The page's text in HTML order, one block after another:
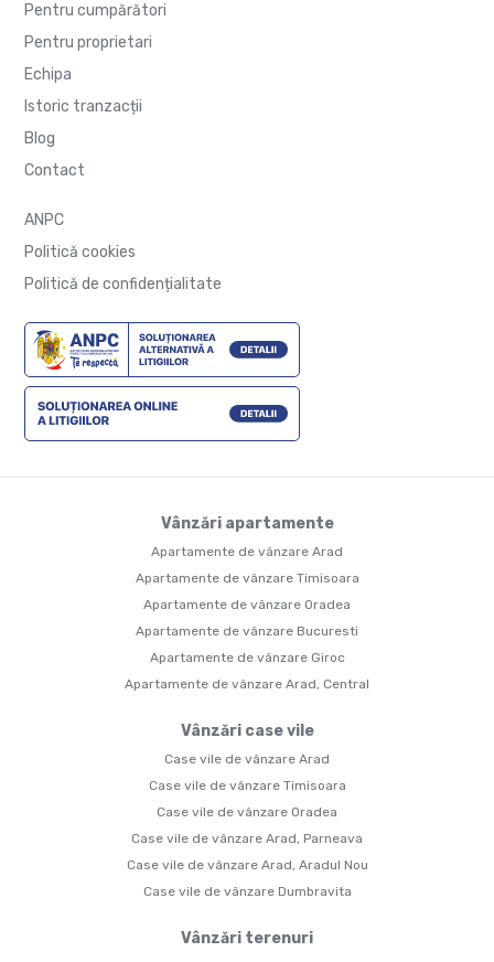
Pentru cumpărători
Pentru proprietari
Echipa
Istoric tranzacții
Blog
Contact
ANPC
Politică cookies
Politică de confidențialitate
Vânzări apartamente
Apartamente de vânzare Arad
Apartamente de vânzare Timisoara
Apartamente de vânzare Oradea
Apartamente de vânzare Bucuresti
Apartamente de vânzare Giroc
Apartamente de vânzare Arad, Central
Vânzări case vile
Case vile de vânzare Arad
Case vile de vânzare Timisoara
Case vile de vânzare Oradea
Case vile de vânzare Arad, Parneava
Case vile de vânzare Arad, Aradul Nou
Case vile de vânzare Dumbravita
Vânzări terenuri